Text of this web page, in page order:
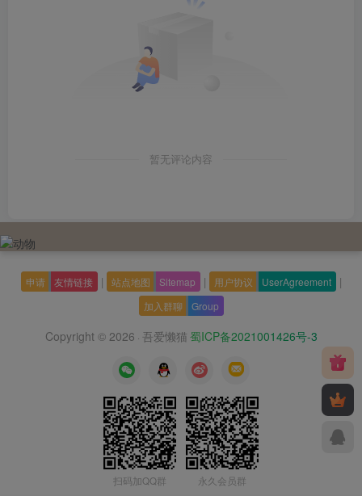
暂无评论内容
申请 友情链接 | 站点地图 Sitemap | 用户协议 UserAgreement |
加入群聊 Group
Copyright © 2026 · 吾爱懒猫 蜀ICP备2021001426号-3
扫码加QQ群 永久会员群